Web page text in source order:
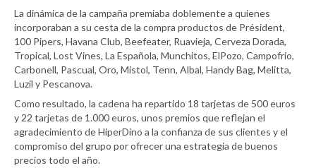
La dinámica de la campaña premiaba doblemente a quienes
incorporaban a su cesta de la compra productos de Président,
100 Pipers, Havana Club, Beefeater, Ruavieja, Cerveza Dorada,
Tropical, Lost Vines, La Española, Munchitos, ElPozo, Campofrío,
Carbonell, Pascual, Oro, Mistol, Tenn, Albal, Handy Bag, Melitta,
Luzil y Pescanova.
Como resultado, la cadena ha repartido 18 tarjetas de 500 euros
y 22 tarjetas de 1.000 euros, unos premios que reflejan el
agradecimiento de HiperDino a la confianza de sus clientes y el
compromiso del grupo por ofrecer una estrategia de buenos
precios todo el año.